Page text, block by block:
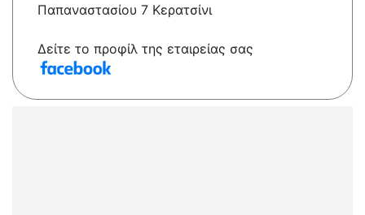
Παπαναστασίου 7 Κερατσίνι
Δείτε το προφίλ της εταιρείας σας